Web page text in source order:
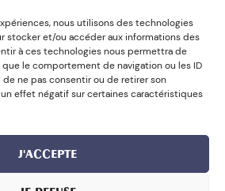
nous utilisons des technologies
stocker et/ou accéder aux informations des
à ces technologies nous permettra de
le comportement de navigation ou les ID
ne pas consentir ou de retirer son
effet négatif sur certaines caractéristiques
J'ACCEPTE
de cookies (UE)
DÈS 15€ D'ACHAT